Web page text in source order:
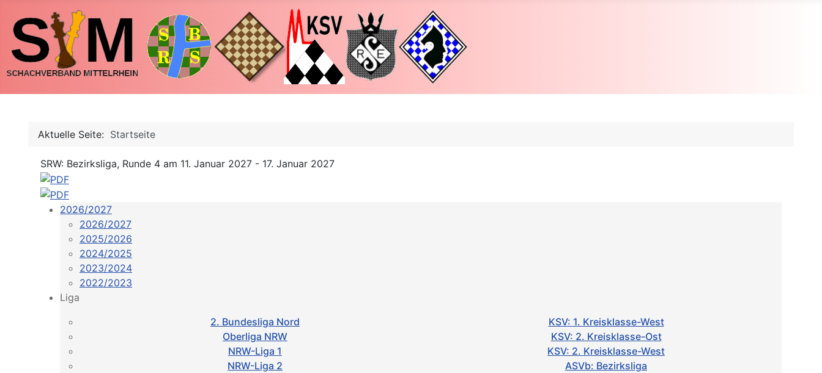
Aktuelle Seite: Startseite
SRW: Bezirksliga, Runde 4 am 11. Januar 2027 - 17. Januar 2027
2026/2027
2026/2027
2025/2026
2024/2025
2023/2024
2022/2023
Liga
2. Bundesliga Nord
KSV: 1. Kreisklasse-West
Oberliga NRW
KSV: 2. Kreisklasse-Ost
NRW-Liga 1
KSV: 2. Kreisklasse-West
NRW-Liga 2
ASVb: Bezirksliga